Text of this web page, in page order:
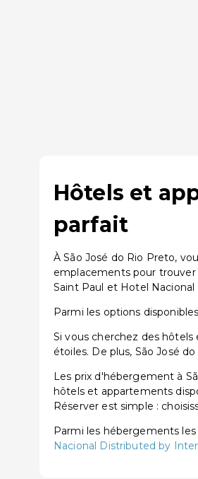
Hôtels et
parfait
À São José do Rio Preto,
emplacements pour
Saint Paul et Hotel
Parmi les options
Si vous cherchez des
étoiles. De plus, São José
Les prix d'hébergement à
hôtels et appartements
Réserver est simple :
Parmi les hébergements
Nacional Distributed by